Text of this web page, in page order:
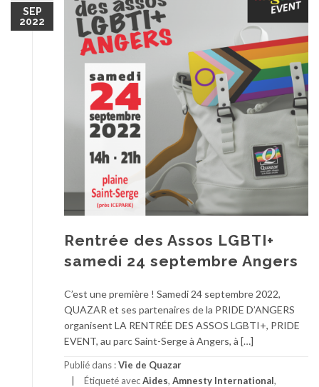
SEP
2022
Rentrée des Assos LGBTI+
samedi 24 septembre Angers
C’est une première ! Samedi 24 septembre 2022,
QUAZAR et ses partenaires de la PRIDE D’ANGERS
organisent LA RENTRÉE DES ASSOS LGBTI+, PRIDE
EVENT, au parc Saint-Serge à Angers, à […]
Publié dans :Vie de Quazar
Étiqueté avecAides, Amnesty International,